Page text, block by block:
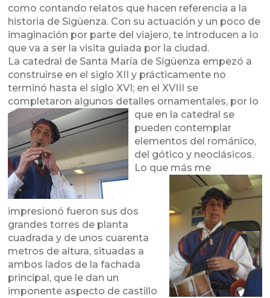
como contando relatos que hacen referencia a la
historia de Sigüenza. Con su actuación y un poco de
imaginación por parte del viajero, te introducen a lo
que va a ser la visita guiada por la ciudad.
La catedral de Santa María de Sigüenza empezó a
construirse en el siglo XII y prácticamente no
terminó hasta el siglo XVI; en el XVIII se
completaron algunos detalles ornamental es, por lo
que en la catedral se
pueden contemplar
elementos del románico,
del gótico y neoclásicos.
Lo que más me
impresionó fueron sus dos
grandes torres de planta
cuadrada y de unos cuarenta
metros de altura, situadas a
ambos lados de la fachada
principal, que le dan un
imponente aspecto de castillo